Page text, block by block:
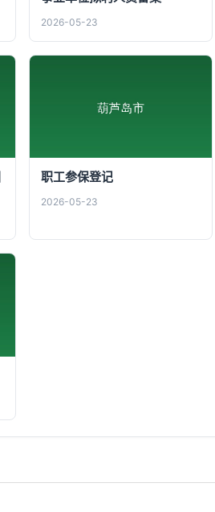
2026-05-23
职工参保登记
2026-05-23